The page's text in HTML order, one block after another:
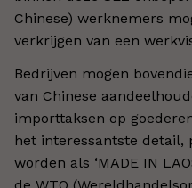
Chinese) werknemers
verkrijgen van een
Bedrijven mogen
van Chinese
importtaksen op
het interessantste detail,
worden als ‘MADE IN